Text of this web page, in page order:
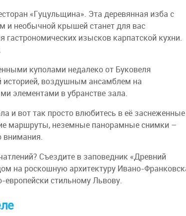
«Гуцульщина». Эта деревянная изба с
необычной крышей станет для вас
изысков карпатской кухни.
куполами недалеко от Буковеля
историей, воздушным ансамблем на
элементами в убранстве зала.
и вот так просто влюбитесь в её заснеженные
маршруты, неземные панорамные снимки –
внимания.
Съездите в заповедник «Древний
на роскошную архитектуру Ивано-
европейски стильному Львову.